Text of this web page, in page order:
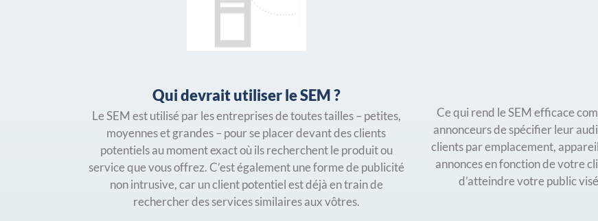
Qui devrait utiliser le SEM ?
Le SEM est utilisé par les entreprises de toutes tailles – petites,
moyennes et grandes – pour se placer devant des clients
potentiels au moment exact où ils recherchent le produit ou
service que vous offrez. C’est également une forme de publicité
non intrusive, car un client potentiel est déjà en train de
rechercher des services similaires aux vôtres.
Ce qui rend le SEM efficace
annonceurs de spécifier leur
clients par emplacement,
annonces en fonction de votre
d’atteindre votre public